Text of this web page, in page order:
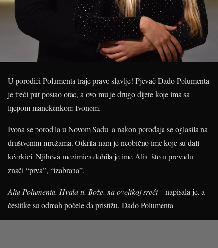
U porodici Polumenta traje pravo slavlje! Pjevač Dado Polumenta
je treći put postao otac, a ovo mu je drugo dijete koje ima sa
lijepom manekenkom Ivonom.
Ivona se porodila u Novom Sadu, a nakon porođaja se oglasila na
društvenim mrežama. Otkrila nam je neobično ime koje su dali
kćerkici. Njihova mezimica dobila je ime Alia, što u prevodu
znači “prva”, “izabrana”.
Alia Polumenta. Hvala ti, Bože, na ovolikoj sreći– napisala je, a
čestitke su odmah počele da pristižu. Dado Polumenta